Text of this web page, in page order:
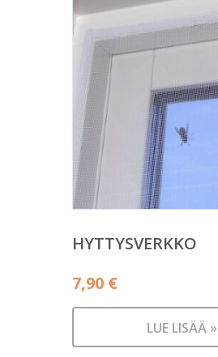
HYTTYSVERKKO
7,90 €
LUE LISÄÄ »